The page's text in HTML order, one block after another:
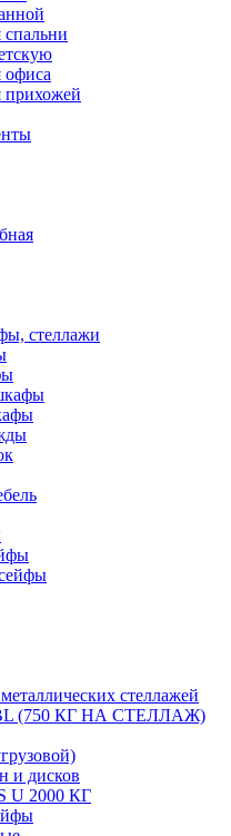
спальни
офиса
прихожей
стеллажи
стеллажей
(750 КГ НА СТЕЛЛАЖ)
и дисков
2000 КГ